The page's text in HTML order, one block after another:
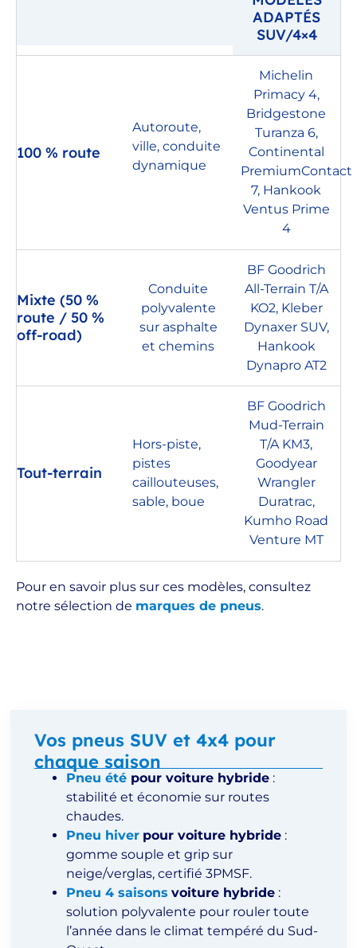
ADAPTÉS
SUV/4×4
100 % route
Autoroute,
ville, conduite
dynamique
Michelin
Primacy 4,
Bridgestone
Turanza 6,
Continental
PremiumContact
7, Hankook
Ventus Prime
4
Mixte (50 %
route / 50 %
off-road)
Conduite
polyvalente
sur asphalte
et chemins
BF Goodrich
All-Terrain T/A
KO2, Kleber
Dynaxer SUV,
Hankook
Dynapro AT2
Tout-terrain
Hors-piste,
pistes
caillouteuses,
sable, boue
BF Goodrich
Mud-Terrain
T/A KM3,
Goodyear
Wrangler
Duratrac,
Kumho Road
Venture MT
Pour en savoir plus sur ces modèles, consultez
notre sélection de marques de pneus.
Vos pneus SUV et 4x4 pour
chaque saison
Pneu été pour voiture hybride :
stabilité et économie sur routes
chaudes.
Pneu hiver pour voiture hybride :
gomme souple et grip sur
neige/verglas, certifié 3PMSF.
Pneu 4 saisons voiture hybride :
solution polyvalente pour rouler toute
l’année dans le climat tempéré du Sud-